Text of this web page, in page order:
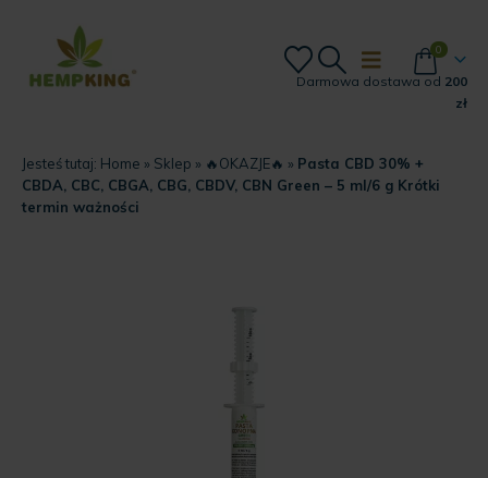
0
Darmowa dostawa od 200
zł
Jesteś tutaj: Home » Sklep » 🔥OKAZJE🔥 » Pasta CBD 30% +
CBDA, CBC, CBGA, CBG, CBDV, CBN Green – 5 ml/6 g Krótki
termin ważności